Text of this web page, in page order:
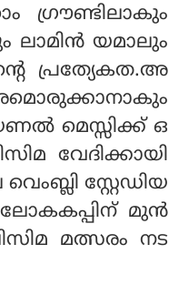
ലാമിൻ യമാലും
പ്രത്യേകത.അ
മെസ്സിക്ക് ഒ
വേദിക്കായി
സ്റ്റേഡിയ
മുൻ
മത്സരം നട